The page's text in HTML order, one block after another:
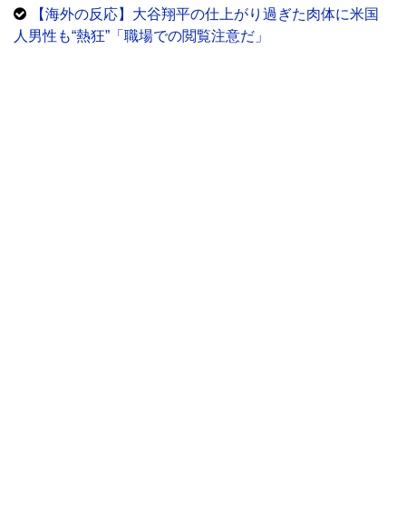
【海外の反応】大谷翔平の仕上がり過ぎた肉体に米国
人男性も“熱狂”「職場での閲覧注意だ」